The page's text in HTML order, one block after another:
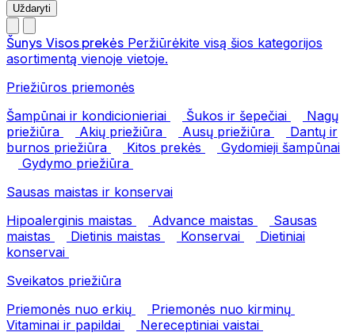
Uždaryti
Šunys Visos prekės Peržiūrėkite visą šios kategorijos
asortimentą vienoje vietoje.
Priežiūros priemonės
Šampūnai ir kondicionieriai
Šukos ir šepečiai
Nagų
priežiūra
Akių priežiūra Ausų priežiūra
Dantų ir
burnos priežiūra
Kitos prekės
Gydomieji šampūnai
Gydymo priežiūra
Sausas maistas ir konservai
Hipoalerginis maistas
Advance maistas
Sausas
maistas
Dietinis maistas Konservai
Dietiniai
konservai
Sveikatos priežiūra
Priemonės nuo erkių
Priemonės nuo kirminų
Vitaminai ir papildai
Nereceptiniai vaistai